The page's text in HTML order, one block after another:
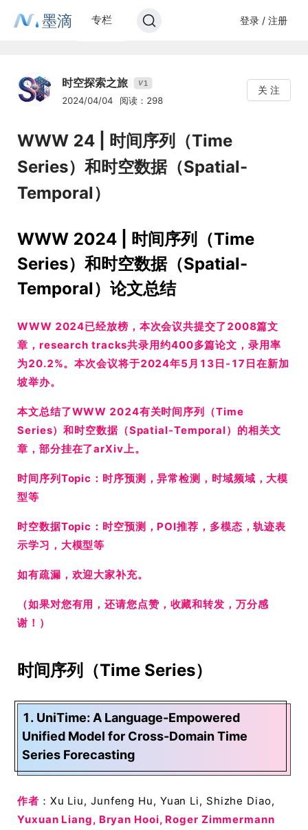
墨滴 专栏 登录 / 注册
时空探索之旅 V1
2024/04/04 阅读：298
关 注
WWW 24 | 时间序列（Time
Series）和时空数据（Spatial-
Temporal）
WWW 2024 | 时间序列（Time
Series）和时空数据（Spatial-
Temporal）论文总结
WWW 2024已经放榜，本次会议共提交了2008篇文
章，research tracks共录用约400多篇论文，录用率
为20.2%。本次会议将于2024年5月13日-17日在新加
坡举办。
本文总结了WWW 2024有关时间序列（Time
Series）和时空数据（Spatial-Temporal）的相关文
章，部分挂在了arXiv上。
时间序列Topic：时序预测，异常检测，时域频域，大模
型等
时空数据Topic：时空预测，POI推荐，多模态，轨迹表
示学习，大模型等
如有疏漏，欢迎大家补充。
（如果对您有用，还请您点赞，收藏和转发，万分感
谢！）
时间序列（Time Series）
1. UniTime: A Language-Empowered
Unified Model for Cross-Domain Time
Series Forecasting
作者 ：Xu Liu, Junfeng Hu, Yuan Li, Shizhe Diao,
Yuxuan Liang, Bryan Hooi, Roger Zimmermann